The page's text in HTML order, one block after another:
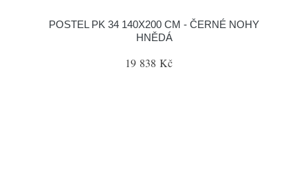
POSTEL PK 34 140X200 CM - ČERNÉ NOHY
HNĚDÁ
19 838 Kč